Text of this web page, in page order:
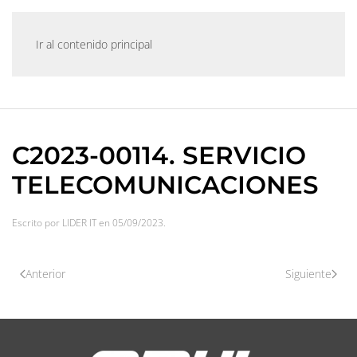
Ir al contenido principal
C2023-00114. SERVICIO
TELECOMUNICACIONES
Escrito por LIDER ITen 05/09/2023.
Anterior Siguiente